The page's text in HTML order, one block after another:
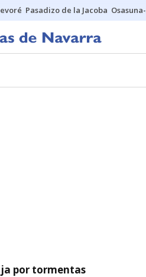
Pasadizo de la Jacoba
por tormentas